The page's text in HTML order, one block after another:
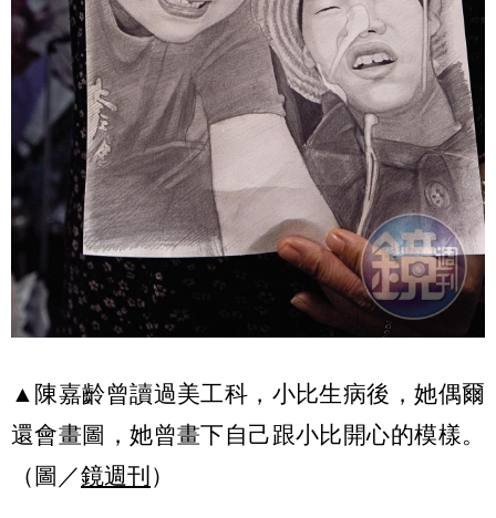
▲陳嘉齡曾讀過美工科，小比生病後，她偶爾
還會畫圖，她曾畫下自己跟小比開心的模樣。
（圖／鏡週刊 ）